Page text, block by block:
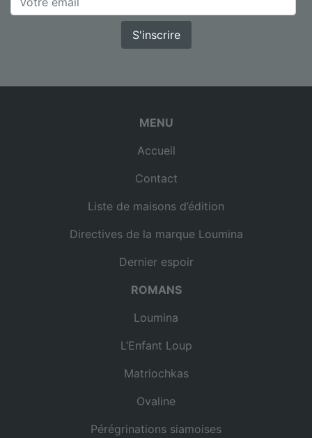
S'inscrire
MENU
Accueil
Contact
Liste de maisons d’édition
Directives de la marque Loumina
Dernier espoir
ROMANS
Loumina
L’Enfant Loup
Matriochkas
Ovaline
Pérégrinations siamoises